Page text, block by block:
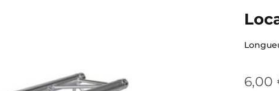
6,00